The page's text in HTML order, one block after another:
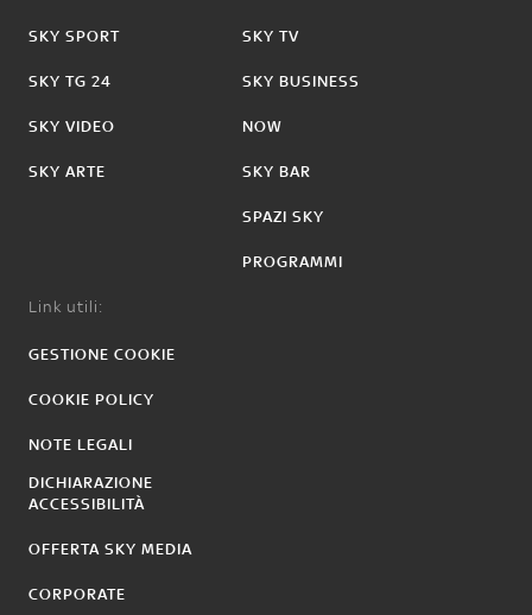
SKY SPORT
SKY TG 24
SKY VIDEO
SKY ARTE
SKY TV
SKY BUSINESS
NOW
SKY BAR
SPAZI SKY
PROGRAMMI
Link utili:
GESTIONE COOKIE
COOKIE POLICY
NOTE LEGALI
DICHIARAZIONE
ACCESSIBILITÀ
OFFERTA SKY MEDIA
CORPORATE